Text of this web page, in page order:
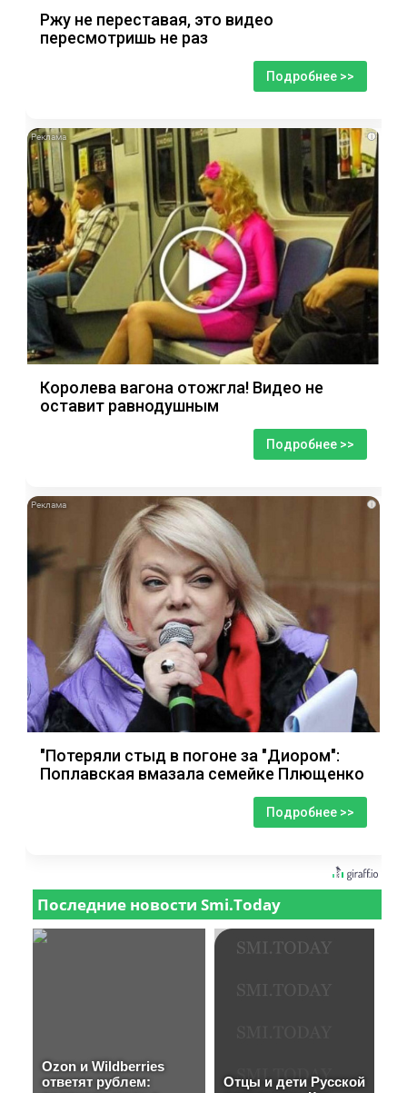
Ржу не переставая, это видео
пересмотришь не раз
Подробнее >>
i
Королева вагона отожгла! Видео не
оставит равнодушным
Подробнее >>
i
"Потеряли стыд в погоне за "Диором":
Поплавская вмазала семейке Плющенко
Подробнее >>